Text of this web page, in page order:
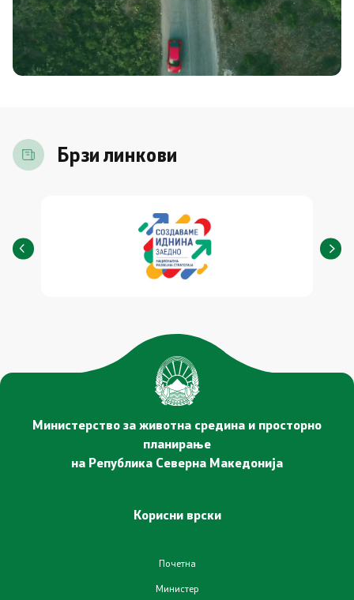
Брзи линкови
Министерство за животна средина и просторно
планирање
на Република Северна Македонија
Корисни врски
Почетна
Министер